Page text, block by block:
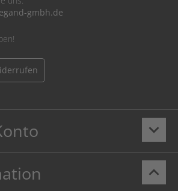
gmbh.de
keyboard_arrow_down
keyboard_arrow_up